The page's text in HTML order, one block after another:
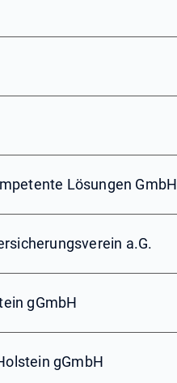
Lösungen GmbH
a.G.
gGmbH
gGmbH